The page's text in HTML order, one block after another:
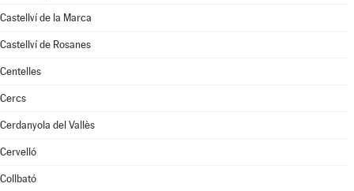
Castellví de la Marca
Castellví de Rosanes
Centelles
Cercs
Cerdanyola del Vallès
Cervelló
Collbató